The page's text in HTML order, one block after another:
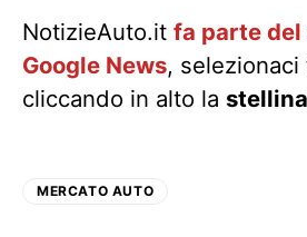
NotizieAuto.it fa parte
Google News,
cliccando in alto la stellina
MERCATO AUTO